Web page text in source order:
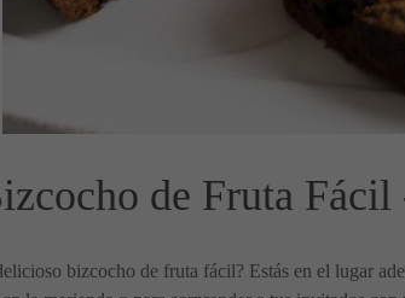
de Fruta Fácil
bizcocho de fruta fácil? Estás en el lugar